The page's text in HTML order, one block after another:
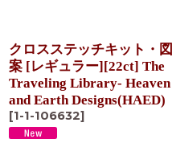
クロスステッチキット・図
案 [レギュラー][22ct] The
Traveling Library- Heaven
and Earth Designs(HAED)
[1-1-106632]